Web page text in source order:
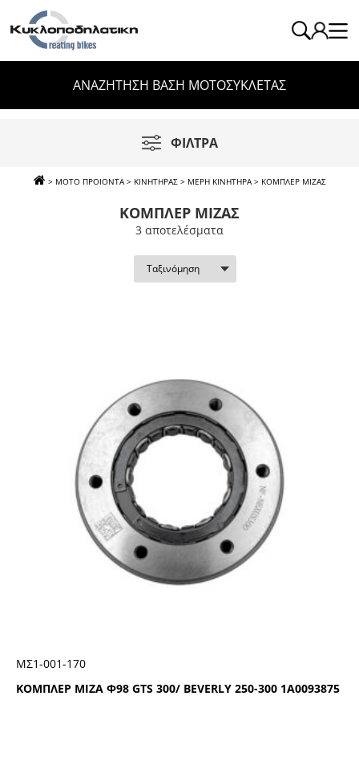
ΑΝΑΖΗΤΗΣΗ ΒΑΣΗ ΜΟΤΟΣΥΚΛΕΤΑΣ
ΦΙΛΤΡΑ
> ΜΟΤΟ ΠΡΟΙΟΝΤΑ > ΚΙΝΗΤΗΡΑΣ > ΜΕΡΗ ΚΙΝΗΤΗΡΑ >ΚΟΜΠΛΕΡ ΜΙΖΑΣ
ΚΟΜΠΛΕΡ ΜΙΖΑΣ
3 απoτελέσματα
ΚΟΜΠΛΕΡ ΜΙΖΑ Φ98 GTS 300/ BEVERLY 250-300 1Α0093875
ΜΣ1-001-170